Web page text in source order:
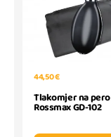
44,50 €
Tlakomjer na pero
Rossmax GD-102